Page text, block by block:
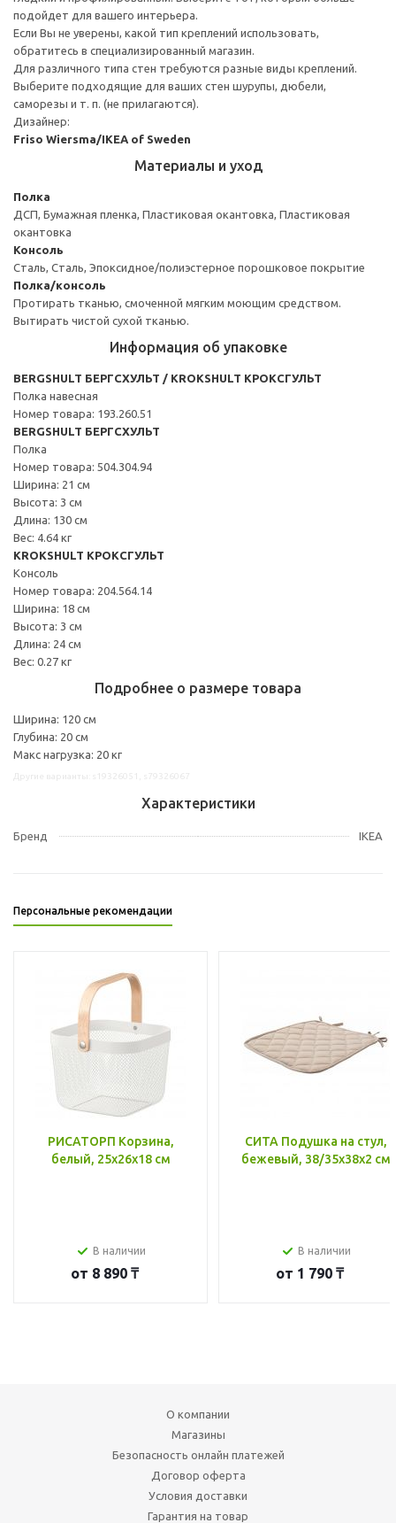
подойдет для вашего интерьера.
Если Вы не уверены, какой тип креплений использовать,
обратитесь в специализированный магазин.
Для различного типа стен требуются разные виды креплений.
Выберите подходящие для ваших стен шурупы, дюбели,
саморезы и т. п. (не прилагаются).
Дизайнер:
Friso Wiersma/IKEA of Sweden
Материалы и уход
Полка
ДСП, Бумажная пленка, Пластиковая окантовка, Пластиковая
окантовка
Консоль
Сталь, Сталь, Эпоксидное/полиэстерное порошковое покрытие
Полка/консоль
Протирать тканью, смоченной мягким моющим средством.
Вытирать чистой сухой тканью.
Информация об упаковке
BERGSHULT БЕРГСХУЛЬТ / KROKSHULT КРОКСГУЛЬТ
Полка навесная
Номер товара: 193.260.51
BERGSHULT БЕРГСХУЛЬТ
Полка
Номер товара: 504.304.94
Ширина: 21 см
Высота: 3 см
Длина: 130 см
Вес: 4.64 кг
KROKSHULT КРОКСГУЛЬТ
Консоль
Номер товара: 204.564.14
Ширина: 18 см
Высота: 3 см
Длина: 24 см
Вес: 0.27 кг
Подробнее о размере товара
Ширина: 120 см
Глубина: 20 см
Макс нагрузка: 20 кг
Характеристики
Бренд IKEA
Персональные рекомендации
РИСАТОРП Корзина,
белый, 25x26x18 см
В наличии
от 8 890 ₸
СИТА Подушка на стул,
бежевый, 38/35x38x2 см
В наличии
от 1 790 ₸
О компании
Магазины
Безопасность онлайн платежей
Договор оферта
Условия доставки
Гарантия на товар